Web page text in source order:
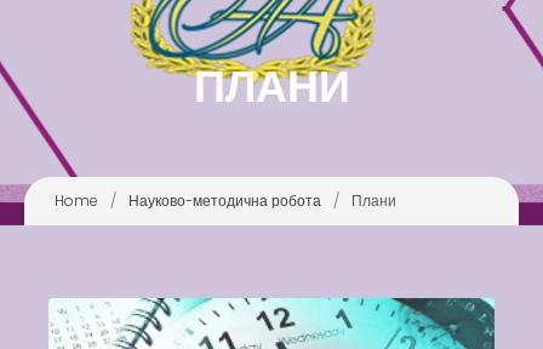
Latter match class
Swimming Lessons at New
Way
Kiddie
ПЛАНИ
Home / Науково-методична робота / Плани